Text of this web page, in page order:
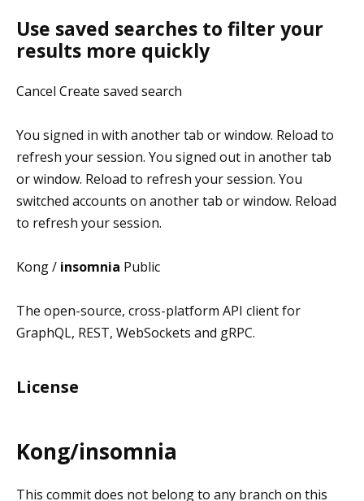
Use saved searches to filter your
results more quickly
Cancel Create saved search
You signed in with another tab or window. Reload to
refresh your session. You signed out in another tab
or window. Reload to refresh your session. You
switched accounts on another tab or window. Reload
to refresh your session.
Kong / insomnia Public
The open-source, cross-platform API client for
GraphQL, REST, WebSockets and gRPC.
License
Kong/insomnia
This commit does not belong to any branch on this